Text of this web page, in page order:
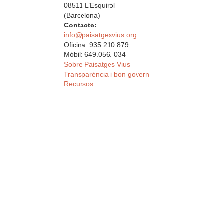
08511 L’Esquirol
(Barcelona)
Contacte:
info@paisatgesvius.org
Oficina: 935.210.879
Mòbil: 649.056. 034
Sobre Paisatges Vius
Transparència i bon govern
Recursos